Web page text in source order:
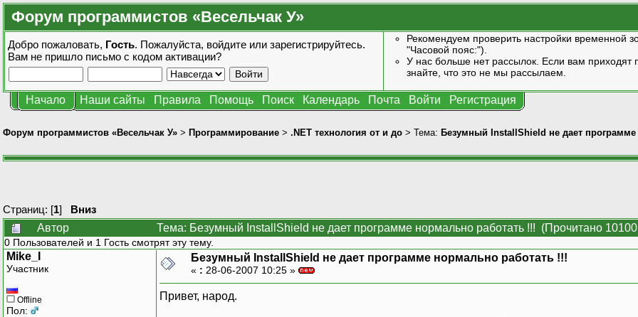
Форум программистов «Весельчак У»
Добро пожаловать, Гость. Пожалуйста, войдите или зарегистрируйтесь.
Вам не пришло письмо с кодом активации?
Рекомендуем проверить настройки
"Часовой пояс:").
У нас больше нет рассылок. Если вам
знайте, что это не мы рассылаем.
Начало Наши сайты Правила Помощь Поиск Календарь Почта Войти Регистрация
Форум программистов «Весельчак У» > Программирование > .NET технология от и до > Тема: Безумный InstallShield не дает
Страниц: [1] Вниз
Автор
Тема: Безумный InstallShield не дает программе нормально работать !!! (Прочитано 10100
0 Пользователей и 1 Гость смотрят эту тему.
Mike_I
Участник
Offline
Пол:
Безумный InstallShield не дает программе нормально работать !!!
« : 28-06-2007 10:25 »
Привет, народ.